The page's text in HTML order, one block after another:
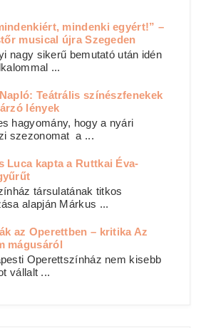
mindenki egyért!” –
musical újra Szegeden
nagy sikerű bemutató után idén
...
Teátrális színészfenekek
lények
hagyomány, hogy a nyári
szezonomat a ...
Luca kapta a Ruttkai Éva-
társulatának titkos
alapján Márkus ...
az Operettben – kritika Az
mágusáról
Operettszínház nem kisebb
vállalt ...